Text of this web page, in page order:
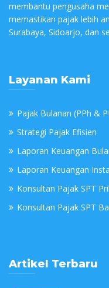
membantu pengusaha
memastikan pajak lebih
Surabaya, Sidoarjo, dan
Layanan Kami
Pajak Bulanan (PPh &
Strategi Pajak Efisien
Laporan Keuangan
Laporan Keuangan
Konsultan Pajak SPT
Konsultan Pajak SPT
Artikel Terbaru